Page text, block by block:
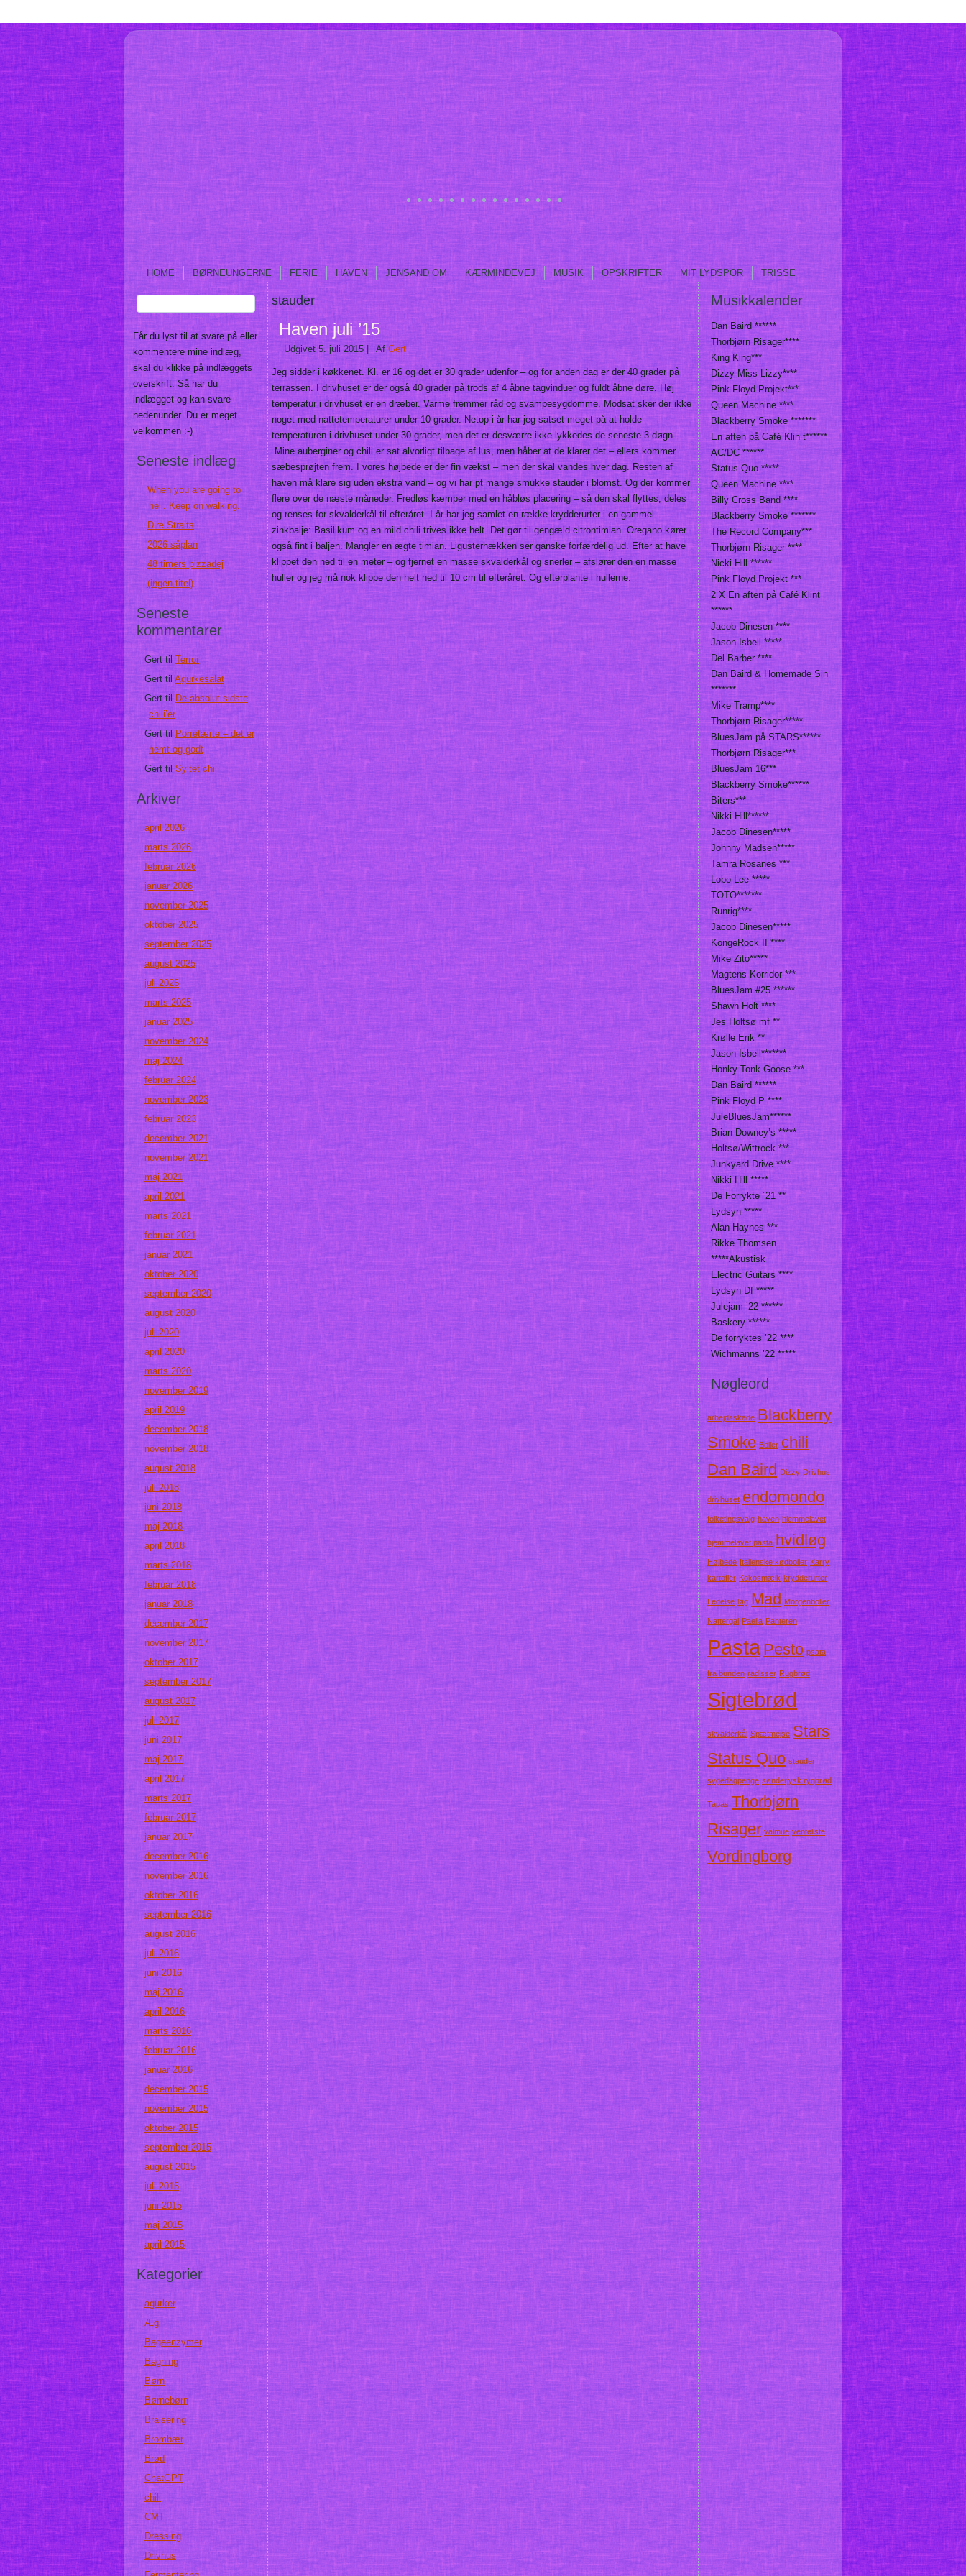
HOME BØRNEUNGERNE FERIE HAVEN JENSAND OM KÆRMINDEVEJ MUSIK OPSKRIFTER MIT LYDSPOR TRISSE
Får du lyst til at svare på eller
kommentere mine indlæg,
skal du klikke på indlæggets
overskrift. Så har du
indlægget og kan svare
nedenunder. Du er meget
velkommen :-)
Seneste indlæg
When you are going to
hell. Keep on walking.
Dire Straits
2026 såplan
48 timers pizzadej
(ingen titel)
Seneste
kommentarer
Gerttil Terror
Gert til Agurkesalat
Gerttil De absolut sidste
chili’er
Gerttil Porretærte – det er
nemt og godt
GerttilSyltet chili
Arkiver
april 2026
marts 2026
februar 2026
januar 2026
november 2025
oktober 2025
september 2025
august 2025
juli 2025
marts 2025
januar 2025
november 2024
maj 2024
februar 2024
november 2023
februar 2023
december 2021
november 2021
maj 2021
april 2021
marts 2021
februar 2021
januar 2021
oktober 2020
september 2020
august 2020
juli 2020
april 2020
marts 2020
november 2019
april 2019
december 2018
november 2018
august 2018
juli 2018
juni 2018
maj 2018
april 2018
marts 2018
februar 2018
januar 2018
december 2017
november 2017
oktober 2017
september 2017
august 2017
juli 2017
juni 2017
maj 2017
april 2017
marts 2017
februar 2017
januar 2017
december 2016
november 2016
oktober 2016
september 2016
august 2016
juli 2016
juni 2016
maj 2016
april 2016
marts 2016
februar 2016
januar 2016
december 2015
november 2015
oktober 2015
september 2015
august 2015
juli 2015
juni 2015
maj 2015
april 2015
Kategorier
agurker
Æg
Bageenzymer
Bagning
Børn
Børnebørn
Braisering
Brombær
Brød
ChatGPT
chili
CMT
Dressing
Drivhus
stauder
Haven juli ’15
Udgivet 5. juli 2015 Af Gert
Jeg sidder i køkkenet. Kl. er 16 og det er 30 grader udenfor – og for anden dag er der 40 grader på
terrassen. I drivhuset er der også 40 grader på trods af 4 åbne tagvinduer og fuldt åbne døre. Høj
temperatur i drivhuset er en dræber. Varme fremmer råd og svampesygdomme. Modsat sker der ikke
noget med nattetemperaturer under 10 grader. Netop i år har jeg satset meget på at holde
temperaturen i drivhuset under 30 grader, men det er desværre ikke lykkedes de seneste 3 døgn.
Mine auberginer og chili er sat alvorligt tilbage af lus, men håber at de klarer det – ellers kommer
sæbesprøjten frem. I vores højbede er der fin vækst – men der skal vandes hver dag. Resten af
haven må klare sig uden ekstra vand – og vi har pt mange smukke stauder i blomst. Og der kommer
flere over de næste måneder. Fredløs kæmper med en håbløs placering – så den skal flyttes, deles
og renses for skvalderkål til efteråret. I år har jeg samlet en række krydderurter i en gammel
zinkbalje: Basilikum og en mild chili trives ikke helt. Det gør til gengæld citrontimian. Oregano kører
også fint i baljen. Mangler en ægte timian. Ligusterhækken ser ganske forfærdelig ud. Efter at have
klippet den ned til en meter – og fjernet en masse skvalderkål og snerler – afslører den en masse
huller og jeg må nok klippe den helt ned til 10 cm til efteråret. Og efterplante i hullerne.
Musikkalender
Dan Baird ******
Thorbjørn Risager****
King King***
Dizzy Miss Lizzy****
Pink Floyd Projekt***
Queen Machine ****
Blackberry Smoke *******
En aften på Café Klin t******
AC/DC ******
Status Quo *****
Queen Machine ****
Billy Cross Band ****
Blackberry Smoke *******
The Record Company***
Thorbjørn Risager ****
Nicki Hill ******
Pink Floyd Projekt ***
2 X En aften på Café Klint
******
Jacob Dinesen ****
Jason Isbell *****
Del Barber ****
Dan Baird & Homemade Sin
*******
Mike Tramp****
Thorbjørn Risager*****
BluesJam på STARS******
Thorbjørn Risager***
BluesJam 16***
Blackberry Smoke******
Biters***
Nikki Hill******
Jacob Dinesen*****
Johnny Madsen*****
Tamra Rosanes ***
Lobo Lee *****
TOTO*******
Runrig****
Jacob Dinesen*****
KongeRock II ****
Mike Zito*****
Magtens Korridor ***
BluesJam #25 ******
Shawn Holt ****
Jes Holtsø mf **
Krølle Erik **
Jason Isbell*******
Honky Tonk Goose ***
Dan Baird ******
Pink Floyd P ****
JuleBluesJam******
Brian Downey’s *****
Holtsø/Wittrock ***
Junkyard Drive ****
Nikki Hill *****
De Forrykte ´21 **
Lydsyn *****
Alan Haynes ***
Rikke Thomsen
*****Akustisk
Electric Guitars ****
Lydsyn Df *****
Julejam ’22 ******
Baskery ******
De forryktes ’22 ****
Wichmanns ’22 *****
Nøgleord
arbejdsskade Blackberry
Smoke Boller chili
Dan Baird Dizzy Drivhus
drivhuset endomondo
folketingsvalg haven hjemmelavet
hjemmelavet pasta hvidløg
Højbede Italienske kødboller Karry
kartofler Kokosmælk krydderurter
Ledelse løg Mad Morgenboller
Nattergal Paella Panteren
Pasta Pesto psata
fra bunden radisser Rugbrød
Sigtebrød
skvalderkål Spætmejse Stars
Status Quo stauder
sygedagpenge sønderjysk rygbrød
Tapas Thorbjørn
Risager valmue venteliste
Vordingborg